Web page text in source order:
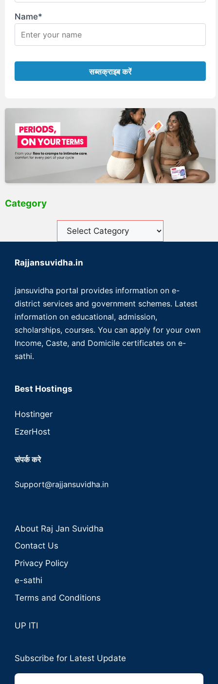
Name*
Category
Rajjansuvidha.in
jansuvidha portal provides information on e-
district services and government schemes. Latest
information on educational, admission,
scholarships, courses. You can apply for your own
Income, Caste, and Domicile certificates on e-
sathi.
Best Hostings
Hostinger
EzerHost
संपर्क करे
Support@rajjansuvidha.in
About Raj Jan Suvidha
Contact Us
Privacy Policy
e-sathi
Terms and Conditions
UP ITI
Subscribe for Latest Update